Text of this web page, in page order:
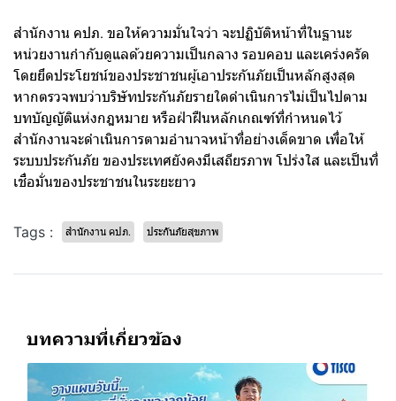
สำนักงาน คปภ. ขอให้ความมั่นใจว่า จะปฏิบัติหน้าที่ในฐานะ
หน่วยงานกำกับดูแลด้วยความเป็นกลาง รอบคอบ และเคร่งครัด
โดยยึดประโยชน์ของประชาชนผู้เอาประกันภัยเป็นหลักสูงสุด
หากตรวจพบว่าบริษัทประกันภัยรายใดดำเนินการไม่เป็นไปตาม
บทบัญญัติแห่งกฎหมาย หรือฝ่าฝืนหลักเกณฑ์ที่กำหนดไว้
สำนักงานจะดำเนินการตามอำนาจหน้าที่อย่างเด็ดขาด เพื่อให้
ระบบประกันภัย ของประเทศยังคงมีเสถียรภาพ โปร่งใส และเป็นที่
เชื่อมั่นของประชาชนในระยะยาว
Tags : สำนักงาน คปภ. ประกันภัยสุขภาพ
บทความที่เกี่ยวข้อง